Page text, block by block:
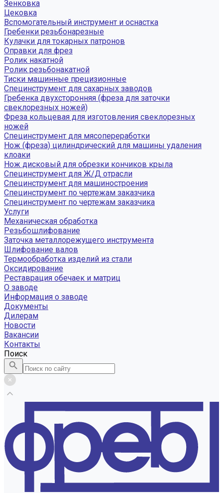
Зенковка
Цековка
Вспомогательный инструмент и оснастка
Гребенки резьбонарезные
Кулачки для токарных патронов
Оправки для фрез
Ролик накатной
Ролик резьбонакатной
Тиски машинные прецизионные
Специнструмент для сахарных заводов
Гребенка двухсторонняя (фреза для заточки
свеклорезных ножей)
Фреза кольцевая для изготовления свеклорезных
ножей
Специнструмент для мясопереработки
Нож (фреза) цилиндрический для машины удаления
клоаки
Нож дисковый для обрезки кончиков крыла
Специнструмент для Ж/Д отрасли
Специнструмент для машиностроения
Специнструмент по чертежам заказчика
Специнструмент по чертежам заказчика
Услуги
Механическая обработка
Резьбошлифование
Заточка металлорежущего инструмента
Шлифование валов
Термообработка изделий из стали
Оксидирование
Реставрация обечаек и матриц
О заводе
Информация о заводе
Документы
Дилерам
Новости
Вакансии
Контакты
Поиск